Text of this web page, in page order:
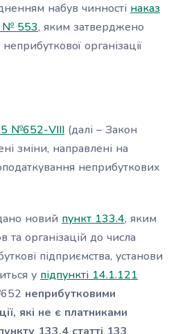
набув чинності наказ
№ 553, яким затверджено
організації
№652-VIII (далі – Закон
зміни, направлені на
неприбуткових
новий пункт 133.4, яким
та організацій до числа
підприємства, установи
у підпункті 14.1.121
неприбутковими
які не є платниками